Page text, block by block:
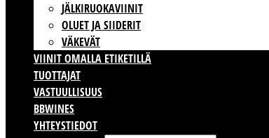
JÄLKIRUOKAVIINIT
OLUET JA SIIDERIT
VÄKEVÄT
VIINIT OMALLA ETIKETILLÄ
TUOTTAJAT
VASTUULLISUUS
BBWINES
YHTEYSTIEDOT